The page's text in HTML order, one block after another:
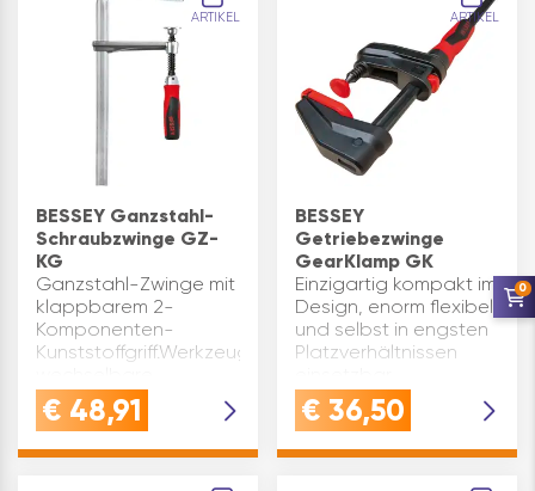
ARTIKEL
BESSEY Ganzstahl-
Schraubzwinge GZ-
KG
Ganzstahl-Zwinge mit
klappbarem 2-
Komponenten-
Kunststoffgriff.Werkzeuglos
Druckplatten.Aus
einem Stück
Festbügel.Griff in
€ 48,91
ARTIKEL
BESSEY
Getriebezwinge
GearKlamp GK
Einzigartig kompakt im
Design, enorm flexibel
und selbst in engsten
Platzverhältnissen
Leichtgängige
Trapezgewindespindel
Druckplatte,
€ 36,50
0